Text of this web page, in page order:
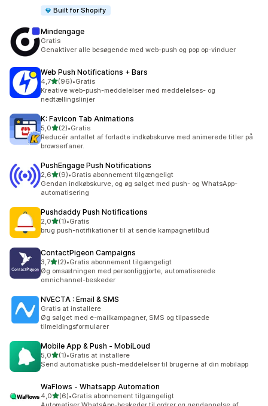
Built for Shopify
Mindengage
Gratis
Genaktiver alle besøgende med web-push og pop op-vinduer
Web Push Notifications + Bars
4,7ud af 5 stjerner
(96)
96 anmeldelser i alt
•Gratis
Kreative web-push-meddelelser med meddelelses- og
nedtællingslinjer
K: Favicon Tab Animations
5,0ud af 5 stjerner
(2)
2 anmeldelser i alt
•Gratis
Reducér antallet af forladte indkøbskurve med animerede titler på
browserfaner.
PushEngage Push Notifications
2,6ud af 5 stjerner
(9)
9 anmeldelser i alt
•Gratis abonnement tilgængeligt
Gendan indkøbskurve, og øg salget med push- og WhatsApp-
automatisering
Pushdaddy Push Notifications
2,0ud af 5 stjerner
(1)
1 anmeldelser i alt
•Gratis
brug push-notifikationer til at sende kampagnetilbud
ContactPigeon Campaigns
3,7ud af 5 stjerner
(2)
2 anmeldelser i alt
•Gratis abonnement tilgængeligt
Øg omsætningen med personliggjorte, automatiserede
omnichannel-beskeder
NVECTA : Email & SMS
Gratis at installere
Øg salget med e-mailkampagner, SMS og tilpassede
tilmeldingsformularer
Mobile App & Push ‑ MobiLoud
5,0ud af 5 stjerner
(1)
1 anmeldelser i alt
•Gratis at installere
Send automatiske push-meddelelser til brugerne af din mobilapp
WaFlows ‑ Whatsapp Automation
4,0ud af 5 stjerner
(6)
6 anmeldelser i alt
•Gratis abonnement tilgængeligt